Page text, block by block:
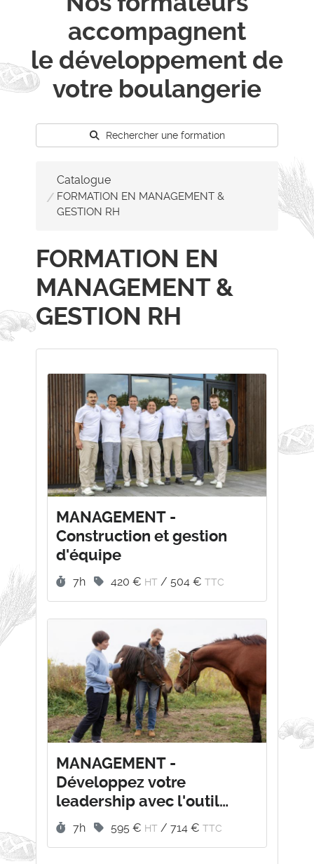
accompagnent
le développement de
votre boulangerie
Rechercher une formation
Catalogue
FORMATION EN MANAGEMENT &
GESTION RH
FORMATION EN
MANAGEMENT &
GESTION RH
MANAGEMENT -
Construction et gestion
d'équipe
Durée :
7h Prix :
420 € HT / 504 €TTC
MANAGEMENT -
Développez votre
leadership avec l'outil
DISC® et l'Equicoaching
Durée :
7h Prix :
595 € HT /714 €TTC